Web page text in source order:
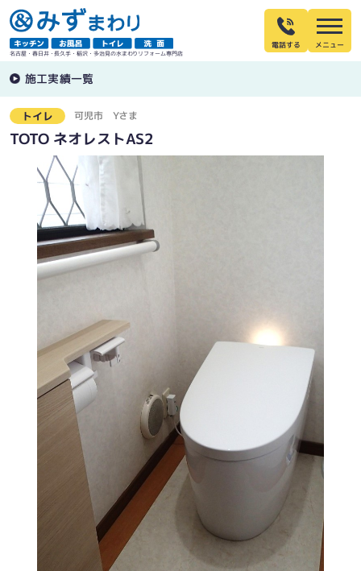
名古屋・春日井・長久手・稲沢・多治見の水まわりリフォーム専門店
電話する
施工実績一覧
トイレ 可児市 Yさま
TOTO ネオレストAS2
フチなし形状も進化しています。